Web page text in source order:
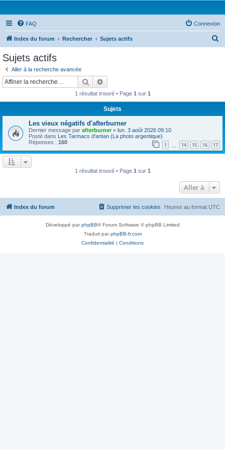
FAQ Connexion
Index du forum Rechercher Sujets actifs
Sujets actifs
Aller à la recherche avancée
Rechercher
1 résultat trouvé • Page 1 sur 1
Sujets
Les vieux négatifs d'afterburner
Dernier message par afterburner« lun. 3 août 2026 09:10
Posté dans Les Tarmacs d'antan (La photo argentique)
Réponses : 160 1 14 15 16 17
1 résultat trouvé • Page 1 sur 1
Aller à
Index du forum Heures au format UTC
Supprimer les cookies
Développé parphpBB® Forum Software © phpBB Limited
Traduit parphpBB-fr.com
Confidentialité | Conditions